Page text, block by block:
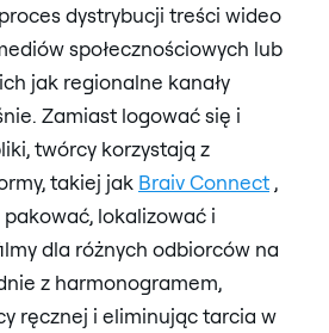
dystrybucji treści wideo
społecznościowych lub
jak regionalne kanały
Zamiast logować się i
twórcy korzystają z
takiej jak Braiv Connect ,
lokalizować i
dla różnych odbiorców na
z harmonogramem,
ręcznej i eliminując tarcia w